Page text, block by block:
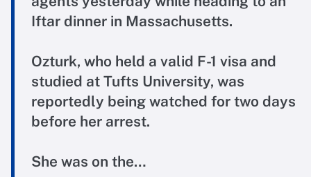
Iftar dinner in Massachusetts.
Ozturk, who held a valid F-1 visa and
studied at Tufts University, was
reportedly being watched for two days
before her arrest.
She was on the…